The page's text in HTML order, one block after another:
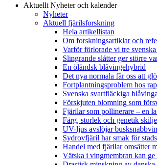
Aktuellt Nyheter och kalender
Nyheter
Aktuell fjärilsforskning
Hela artikellistan
Om forskningsartiklar och
Varför förlorade vi tre
Slingrande slåtter ger större
En öländsk blåvingehybrid
Det nya normala får oss att
Fortplantningsproblem hos
Svenska svartfläckiga
Förskjuten blomning som
Fjärilar som pollinerare – en
Färg, storlek och genetik
UV-ljus avslöjar
Sydrovfjäril har smak för
Handel med fjärilar omsätter
Vätska i vingmembran kan